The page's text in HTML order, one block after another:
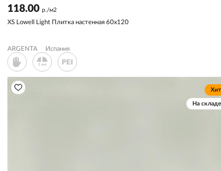
118.00 р./м2
XS Lowell Light Плитка настенная 60х120
ARGENTA Испания
Хит
На складе